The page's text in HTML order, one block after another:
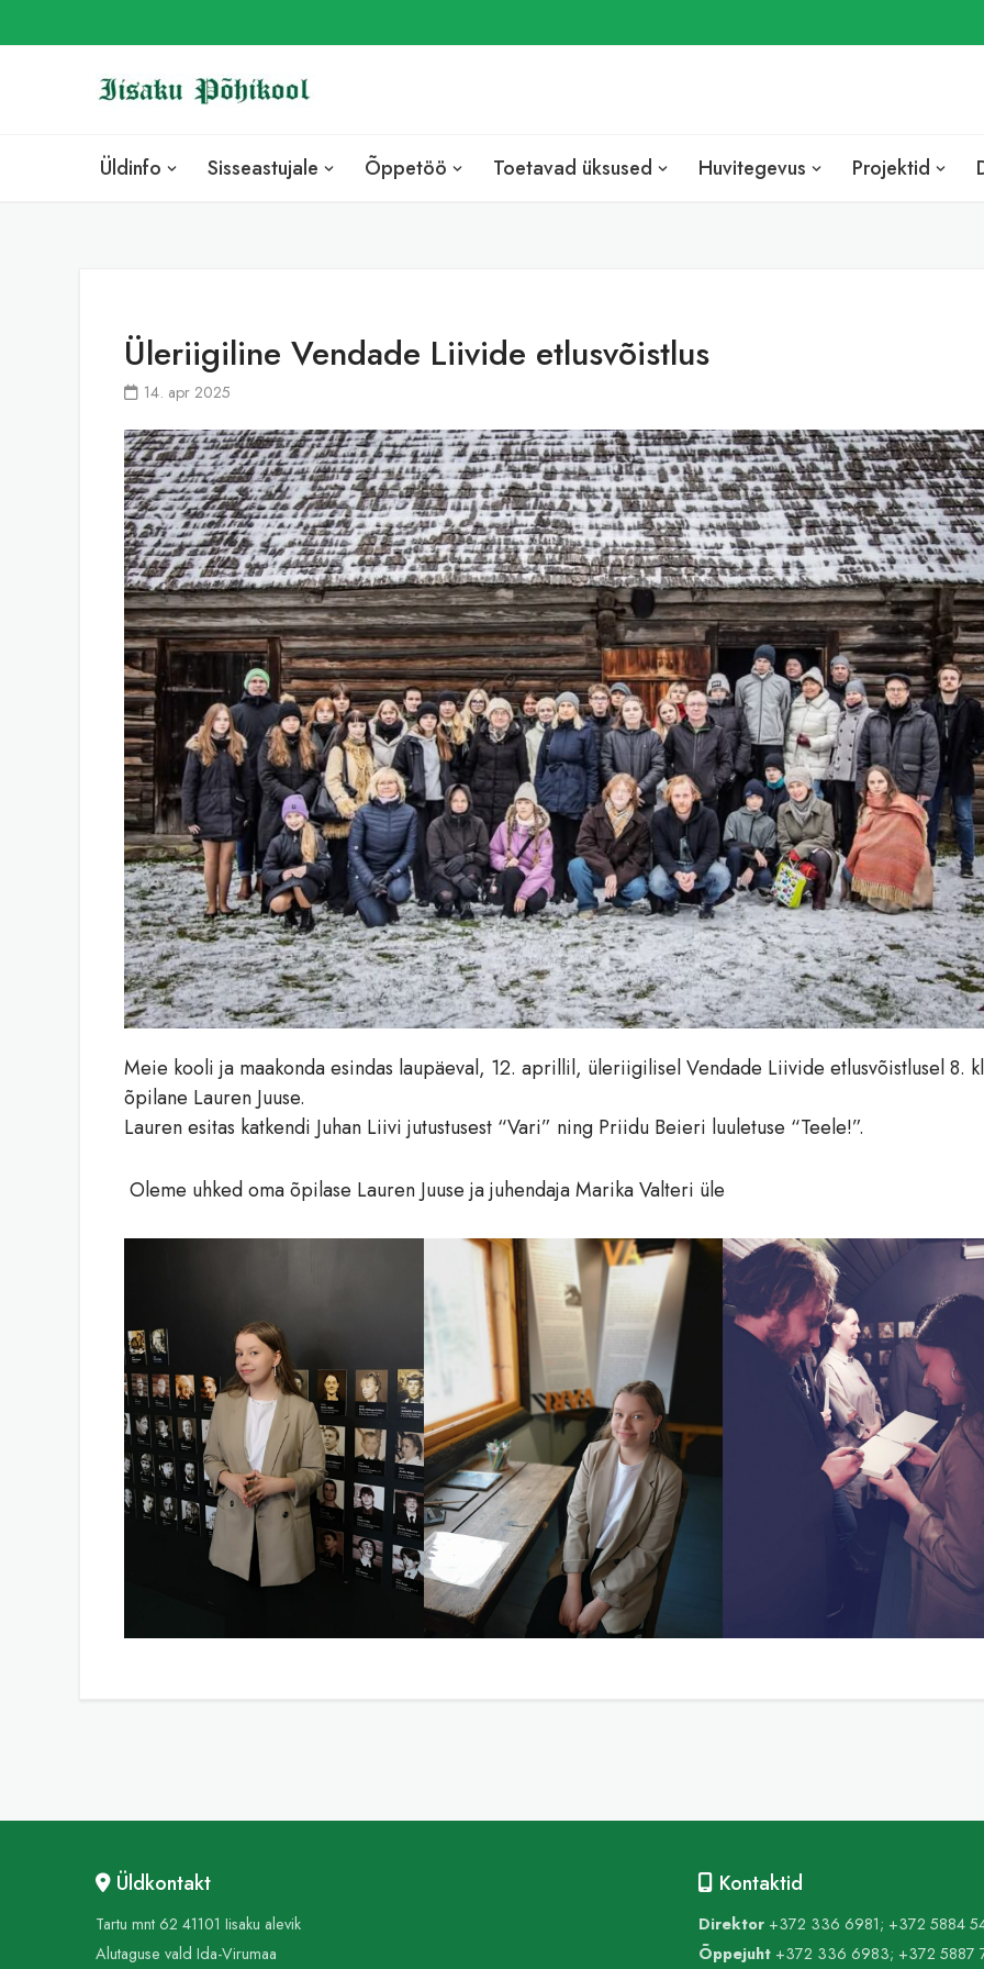
Üldinfo Sisseastujale Õppetöö Toetavad üksused Huvitegevus Projektid
Üleriigiline Vendade Liivide etlusvõistlus
14. apr 2025
Meie kooli ja maakonda esindas laupäeval, 12. aprillil, üleriigilisel Vendade Liivide etlusvõistlusel 8.
õpilane Lauren Juuse.
Lauren esitas katkendi Juhan Liivi jutustusest “Vari” ning Priidu Beieri luuletuse “Teele!”.
Oleme uhked oma õpilase Lauren Juuse ja juhendaja Marika Valteri üle
Üldkontakt
Tartu mnt 62 41101 Iisaku alevik
Alutaguse vald Ida-Virumaa
Kontaktid
Direktor +372 336 6981; +372 5884
Õppejuht +372 336 6983; +372 5887